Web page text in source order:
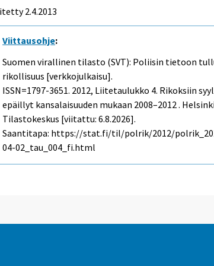
2.4.2013
Viittausohje:
Suomen virallinen tilasto (SVT): Poliisin tietoon
rikollisuus [verkkojulkaisu].
ISSN=1797-3651. 2012, Liitetaulukko 4. Rikoksiin
epäillyt kansalaisuuden mukaan 2008–2012 .
Tilastokeskus [viitattu: 6.8.2026].
Saantitapa: https://stat.fi/til/polrik/2012/
04-02_tau_004_fi.html